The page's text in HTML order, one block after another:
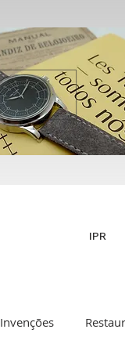
IPR
Invenções